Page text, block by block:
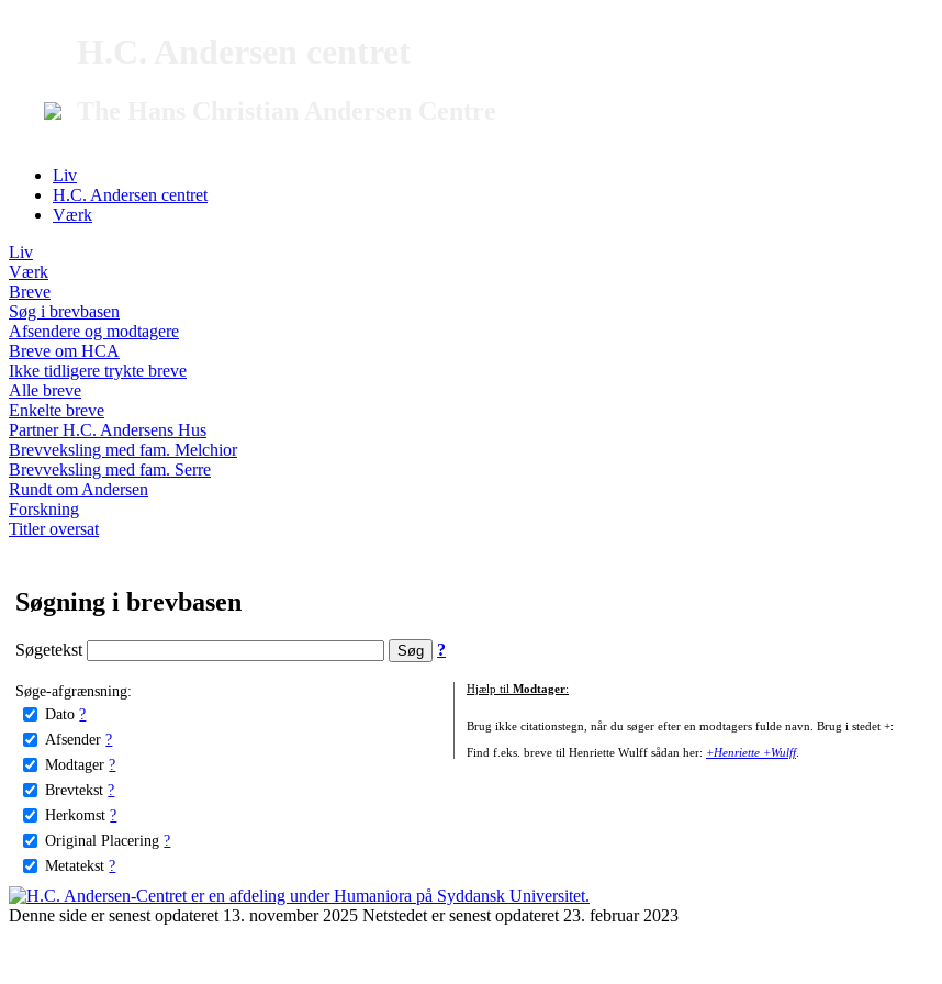
Liv
H.C. Andersen centret
Værk
Liv
Værk
Breve
Søg i brevbasen
Afsendere og modtagere
Breve om HCA
Ikke tidligere trykte breve
Alle breve
Enkelte breve
Partner H.C. Andersens Hus
Brevveksling med fam. Melchior
Brevveksling med fam. Serre
Rundt om Andersen
Forskning
Titler oversat
Søgning i brevbasen
Søgetekst ?
Søge-afgrænsning:
Dato ?
Afsender ?
Modtager ?
Brevtekst ?
Herkomst ?
Original Placering ?
Metatekst ?
Hjælp til Modtager:
Brug ikke citationstegn, når du søger efter en modtagers fulde navn. Brug i stedet +:
Find f.eks. breve til Henriette Wulff sådan her: +Henriette +Wulff.
Denne side er senest opdateret 13. november 2025 Netstedet er senest opdateret 23. februar 2023